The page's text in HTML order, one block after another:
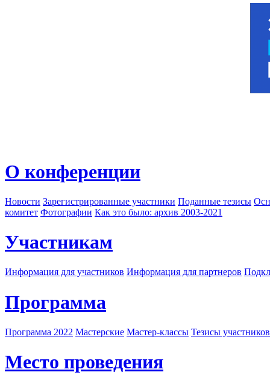
О конференции
Новости Зарегистрированные участники Поданные тезисы
комитет Фотографии Как это было: архив 2003-2021
Участникам
Информация для участников Информация для партнеров
Программа
Программа 2022 Мастерские Мастер-классы Тезисы
Место проведения